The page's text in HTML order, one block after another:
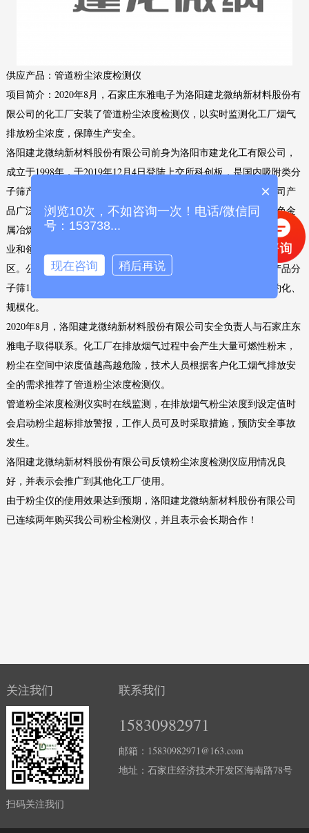
供应产品：管道粉尘浓度检测仪
项目简介：2020年8月，石家庄东雅电子为洛阳建龙微纳新材料股份有
限公司的化工厂安装了管道粉尘浓度检测仪，以实时监测化工厂烟气
排放粉尘浓度，保障生产安全。
洛阳建龙微纳新材料股份有限公司前身为洛阳市建龙化工有限公司，
成立于1998年，于2019年12月4日登陆上交所科创板，是国内吸附类分
子筛产品研发、生产、销售、技术服务为一体的综合型企业。公司产
品广泛应用于气体分离与净化、污水处理、富氧燃烧、钢铁和有色金
属冶炼、气动刹车、石油化工、煤化工、制冷干燥剂、建筑材料等行
业和领域，远销美国、法规、德国、非洲、东南亚等35个国家和地
区。公司目前年产分子筛原粉31000吨，分子筛活化粉3000吨，产品分
子筛15500吨，形成了完整的产业链，使吸附材料的生产更加集约化、
规模化。
2020年8月，洛阳建龙微纳新材料股份有限公司安全负责人与石家庄东
雅电子取得联系。化工厂在排放烟气过程中会产生大量可燃性粉末，
粉尘在空间中浓度值越高越危险，技术人员根据客户化工烟气排放安
全的需求推荐了管道粉尘浓度检测仪。
管道粉尘浓度检测仪实时在线监测，在排放烟气粉尘浓度到设定值时
会启动粉尘超标排放警报，工作人员可及时采取措施，预防安全事故
发生。
洛阳建龙微纳新材料股份有限公司反馈粉尘浓度检测仪应用情况良
好，并表示会推广到其他化工厂使用。
由于粉尘仪的使用效果达到预期，洛阳建龙微纳新材料股份有限公司
已连续两年购买我公司粉尘检测仪，并且表示会长期合作！
关注我们
扫码关注我们
联系我们
15830982971
邮箱：15830982971@163.com
地址：石家庄经济技术开发区海南路78号
×
浏览10次，不如咨询一次！电话/微信同
号：153738...
现在咨询 稍后再说